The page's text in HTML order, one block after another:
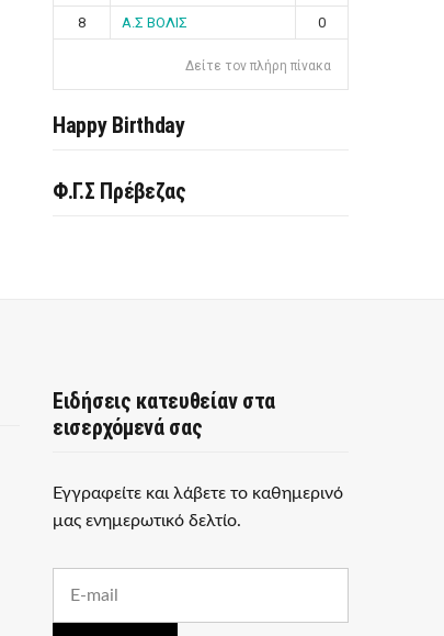
8
Α.Σ ΒΟΛΙΣ 0
Δείτε τον πλήρη πίνακα
Happy Birthday
Φ.Γ.Σ Πρέβεζας
Ειδήσεις κατευθείαν στα
εισερχόμενά σας
Εγγραφείτε και λάβετε το καθημερινό
μας ενημερωτικό δελτίο.
a